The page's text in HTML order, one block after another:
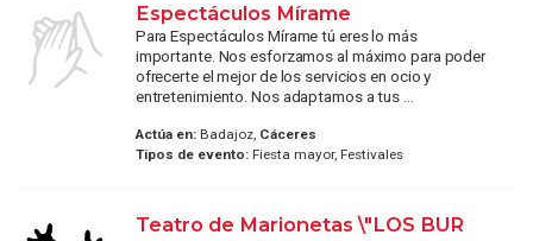
Espectáculos Mírame
Para Espectáculos Mírame tú eres lo más
importante. Nos esforzamos al máximo para poder
ofrecerte el mejor de los servicios en ocio y
entretenimiento. Nos adaptamos a tus ...
Actúa en:Badajoz, Cáceres
Tipos de evento:Fiesta mayor, Festivales
Teatro de Marionetas \"LOS BUR